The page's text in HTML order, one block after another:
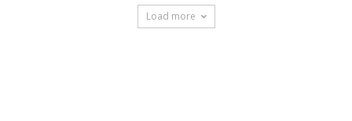
Load more